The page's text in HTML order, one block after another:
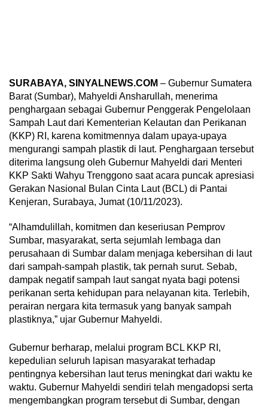
SURABAYA, SINYALNEWS.COM – Gubernur Sumatera
Barat (Sumbar), Mahyeldi Ansharullah, menerima
penghargaan sebagai Gubernur Penggerak Pengelolaan
Sampah Laut dari Kementerian Kelautan dan Perikanan
(KKP) RI, karena komitmennya dalam upaya-upaya
mengurangi sampah plastik di laut. Penghargaan tersebut
diterima langsung oleh Gubernur Mahyeldi dari Menteri
KKP Sakti Wahyu Trenggono saat acara puncak apresiasi
Gerakan Nasional Bulan Cinta Laut (BCL) di Pantai
Kenjeran, Surabaya, Jumat (10/11/2023).
“Alhamdulillah, komitmen dan keseriusan Pemprov
Sumbar, masyarakat, serta sejumlah lembaga dan
perusahaan di Sumbar dalam menjaga kebersihan di laut
dari sampah-sampah plastik, tak pernah surut. Sebab,
dampak negatif sampah laut sangat nyata bagi potensi
perikanan serta kehidupan para nelayanan kita. Terlebih,
perairan nergara kita termasuk yang banyak sampah
plastiknya,” ujar Gubernur Mahyeldi.
Gubernur berharap, melalui program BCL KKP RI,
kepedulian seluruh lapisan masyarakat terhadap
pentingnya kebersihan laut terus meningkat dari waktu ke
waktu. Gubernur Mahyeldi sendiri telah mengadopsi serta
mengembangkan program tersebut di Sumbar, dengan